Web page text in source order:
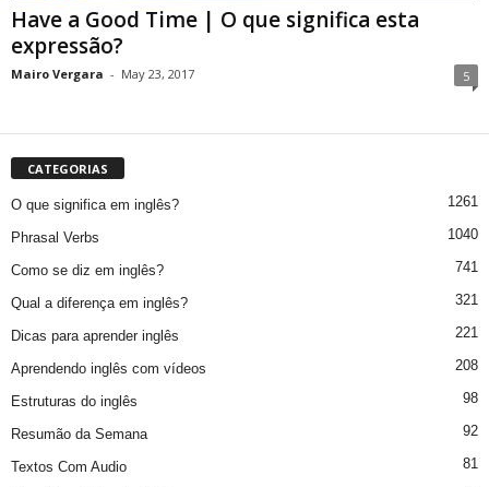
Have a Good Time | O que significa esta
expressão?
Mairo Vergara - May 23, 2017 5
CATEGORIAS
O que significa em inglês? 1261
Phrasal Verbs 1040
Como se diz em inglês? 741
Qual a diferença em inglês? 321
Dicas para aprender inglês 221
Aprendendo inglês com vídeos 208
Estruturas do inglês 98
Resumão da Semana 92
Textos Com Audio 81